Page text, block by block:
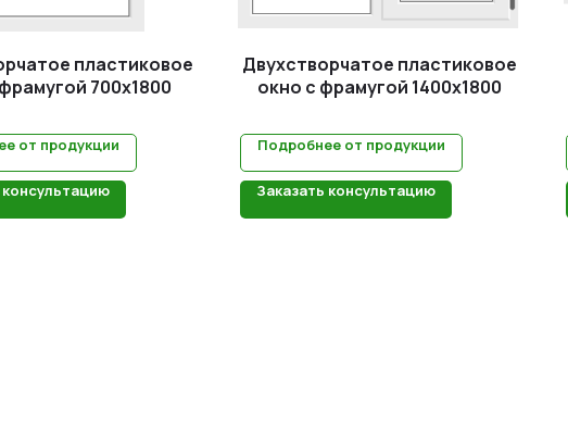
пластиковое
700x1800
от продукции
консультацию
Двухстворчатое пластиковое
окно с фрамугой 1400x1800
Подробнее от продукции
Заказать консультацию